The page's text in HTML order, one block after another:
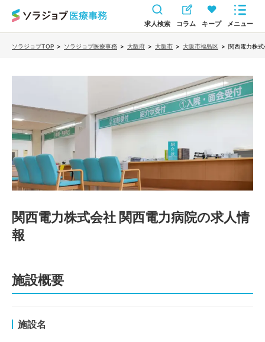
求人検索 コラム キープ メニュー
ソラジョブTOP > ソラジョブ医療事務 > 大阪府 > 大阪市 > 大阪市福島区 > 関西電力株
関西電力株式会社 関西電力病院の求人情
報
施設概要
施設名